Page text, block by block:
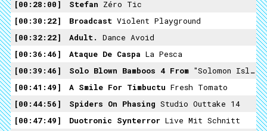
00:28:00
Stefan Zéro Tic
00:30:22
Broadcast Violent Playground
00:32:22
Adult. Dance Avoid
00:36:46
Ataque De Caspa La Pesca
00:39:46
Solo Blown Bamboos 4 From "Solomon Islands; 'are 'are Intimate And Ritual Music"
00:41:49
A Smile For Timbuctu Fresh Tomato
00:44:56
Spiders On Phasing Studio Outtake 14
00:47:49
Duotronic Synterror Live Mit Schnitt